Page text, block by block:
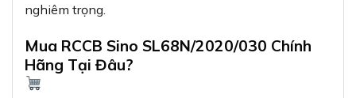
nghiêm trọng.
Mua RCCB Sino SL68N/2020/030 Chính
Hãng Tại Đâu?